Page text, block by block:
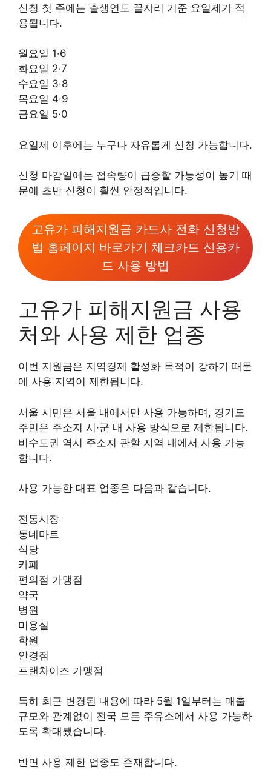
신청 첫 주에는 출생연도 끝자리 기준 요일제가 적
용됩니다.
월요일 1·6
화요일 2·7
수요일 3·8
목요일 4·9
금요일 5·0
요일제 이후에는 누구나 자유롭게 신청 가능합니다.
신청 마감일에는 접속량이 급증할 가능성이 높기 때
문에 초반 신청이 훨씬 안정적입니다.
고유가 피해지원금 카드사 전화 신청방
법 홈페이지 바로가기 체크카드 신용카
드 사용 방법
고유가 피해지원금 사용
처와 사용 제한 업종
이번 지원금은 지역경제 활성화 목적이 강하기 때문
에 사용 지역이 제한됩니다.
서울 시민은 서울 내에서만 사용 가능하며, 경기도
주민은 주소지 시·군 내 사용 방식으로 제한됩니다.
비수도권 역시 주소지 관할 지역 내에서 사용 가능
합니다.
사용 가능한 대표 업종은 다음과 같습니다.
전통시장
동네마트
식당
카페
편의점 가맹점
약국
병원
미용실
학원
안경점
프랜차이즈 가맹점
특히 최근 변경된 내용에 따라 5월 1일부터는 매출
규모와 관계없이 전국 모든 주유소에서 사용 가능하
도록 확대됐습니다.
반면 사용 제한 업종도 존재합니다.